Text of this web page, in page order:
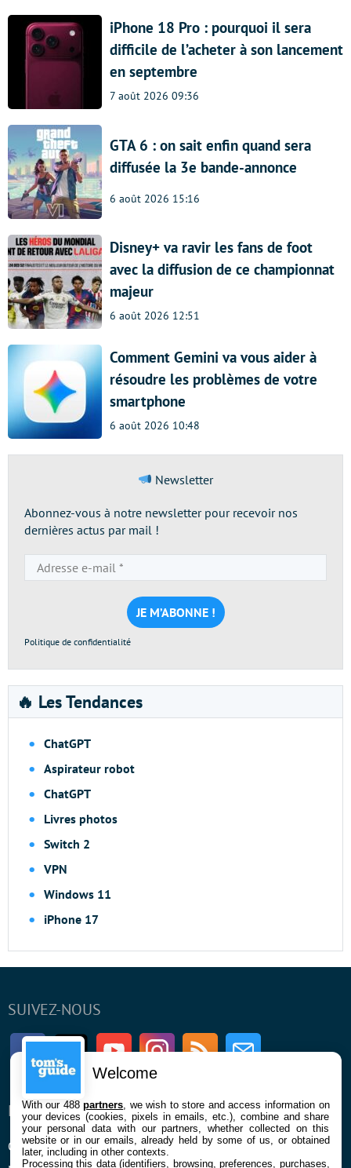
iPhone 18 Pro : pourquoi il sera
difficile de l’acheter à son lancement
en septembre
7 août 2026 09:36
GTA 6 : on sait enfin quand sera
diffusée la 3e bande-annonce
6 août 2026 15:16
Disney+ va ravir les fans de foot
avec la diffusion de ce championnat
majeur
6 août 2026 12:51
Comment Gemini va vous aider à
résoudre les problèmes de votre
smartphone
6 août 2026 10:48
Newsletter
Abonnez-vous à notre newsletter pour recevoir nos
dernières actus par mail !
e-
mail
*
Politique de confidentialité
🔥 Les Tendances
ChatGPT
Aspirateur robot
ChatGPT
Livres photos
Switch 2
VPN
Windows 11
iPhone 17
SUIVEZ-NOUS
FacebookTwitter Youtube InstagramRSS Newsletter
ENTREPRISE
Qui sommes nous
À PROPOS
La rédaction
Welcome
With our 488partners , we wish to store and access information on
your devices (cookies, pixels in emails, etc.), combine and share
your personal data with our partners, whether collected on this
website or in our emails, already held by some of us, or obtained
later, including in other contexts.
Processing this data (identifiers, browsing, preferences, purchases,